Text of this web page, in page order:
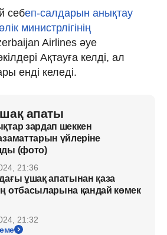
себеп-салдарын анықтау
министрлігінің
Airlines әуе
Ақтауға келді, ал
енді келеді.
апаты
зардап шеккен
үйлеріне
(фото)
21:36
ұшақ апатынан қаза
отбасыларына қандай көмек
21:32